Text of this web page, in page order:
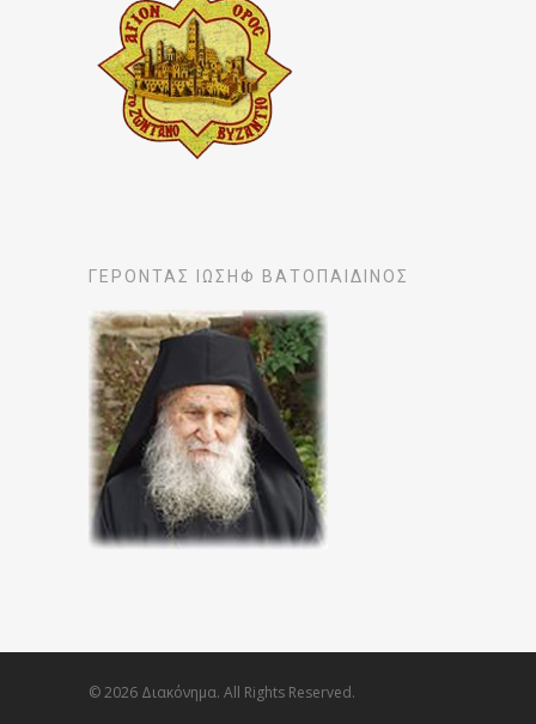
ΓΕΡΟΝΤΑΣ ΙΩΣΗΦ ΒΑΤΟΠΑΙΔΙΝΟΣ
© 2026 Διακόνημα. All Rights Reserved.